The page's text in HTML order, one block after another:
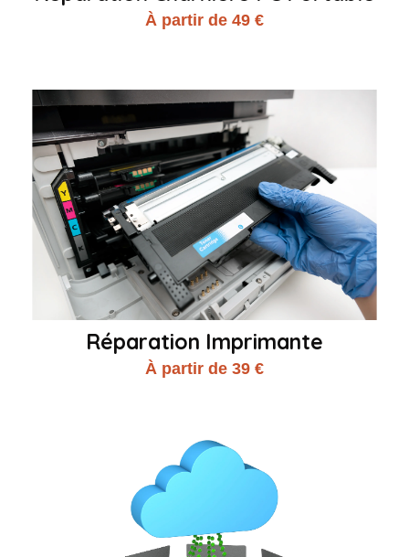
À partir de 49 €
Réparation Imprimante
À partir de 39 €